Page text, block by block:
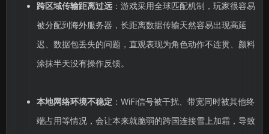
跨区域传输距离过远：游戏采用全球匹配机制，玩家很容易
被分配到海外服务器，长距离数据传输天然容易出现高延
迟、数据包丢失的问题，直观表现为角色动作不连贯、颜料
涂抹半天没有操作反馈。
本地网络环境不稳定 ：WiFi信号被干扰、带宽同时被其他终
端占用等情况，会让本来就脆弱的跨国连接雪上加霜，导致